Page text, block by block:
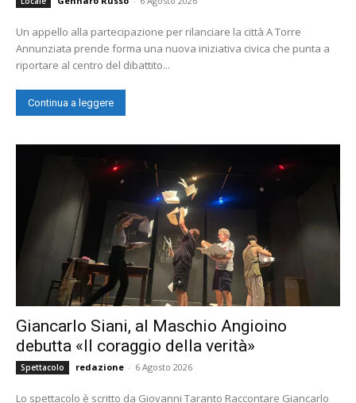
Un appello alla partecipazione per rilanciare la città A Torre
Annunziata prende forma una nuova iniziativa civica che punta a
riportare al centro del dibattito...
Continua a leggere
Giancarlo Siani, al Maschio Angioino
debutta «Il coraggio della verità»
Spettacolo redazione - 6 Agosto 2026
Lo spettacolo è scritto da Giovanni Taranto Raccontare Giancarlo